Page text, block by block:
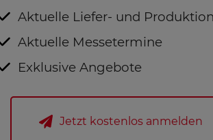
Aktuelle Liefer- und
Aktuelle Messetermine
Exklusive Angebote
Jetzt kostenlos anmelden